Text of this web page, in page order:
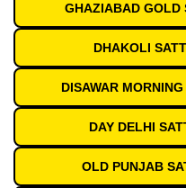
GHAZIABAD GOLD
DHAKOLI
DISAWAR
DAY DELHI
OLD PUNJAB